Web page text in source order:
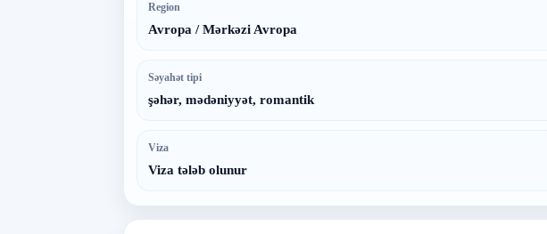
Region
Avropa / Mərkəzi Avropa
Səyahət tipi
şəhər, mədəniyyət, romantik
Viza
Viza tələb olunur